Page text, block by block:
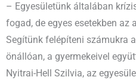
– Egyesületünk általában
fogad, de egyes esetekben az
Segítünk felépíteni számukra
önállóan, a gyermekeivel
Nyitrai-Hell Szilvia, az